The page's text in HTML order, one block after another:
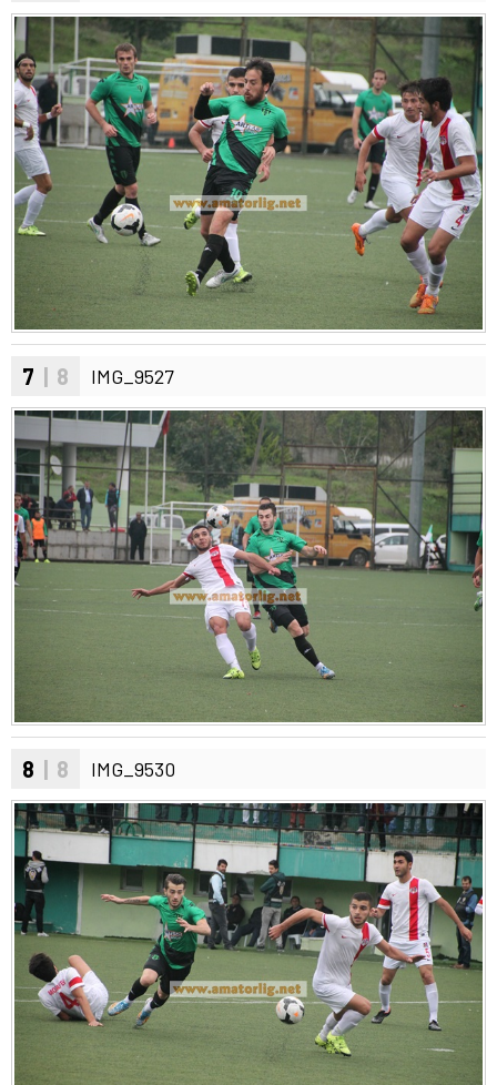
7 | 8 IMG_9527
8 | 8 IMG_9530